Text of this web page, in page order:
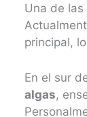
Una de
principal,
En el sur
algas,